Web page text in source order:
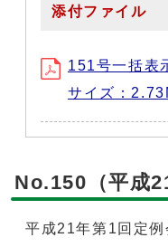
添付ファイル
151号一括表
サイズ：
No.150（平成
平成21年第1回定例